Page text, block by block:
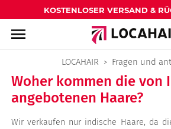
KOSTENLOSER VERSAND &
menu
LOCAHAIR Fragen und
Woher kommen die von
angebotenen Haare?
Wir verkaufen nur indische Haare, da